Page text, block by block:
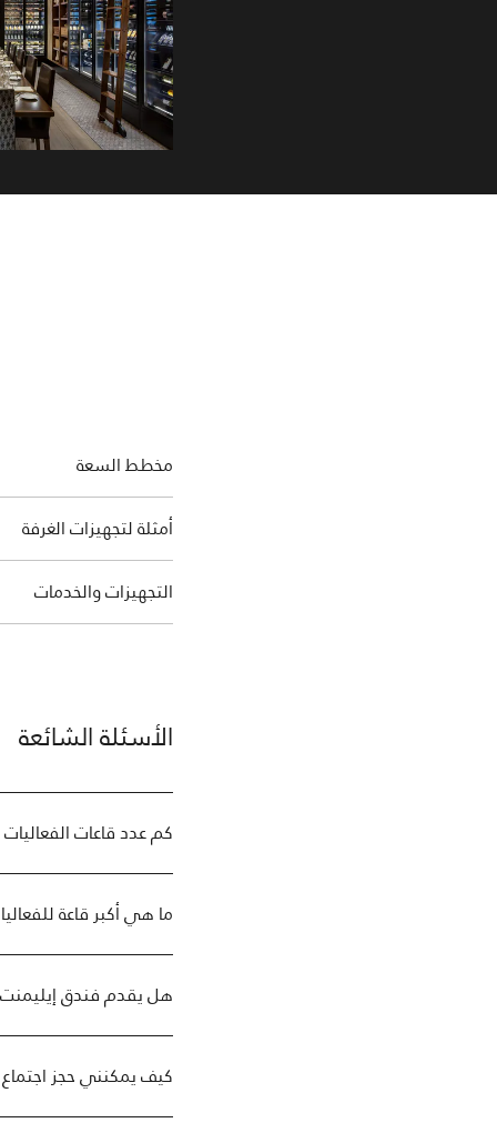
مخطط السعة
أمثلة لتجهيزات الغرفة
التجهيزات والخدمات
الأسئلة الشائعة
كم عدد قاعات
ما هي أكبر قاعة
هل يقدم فندق
كيف يمكنني حجز